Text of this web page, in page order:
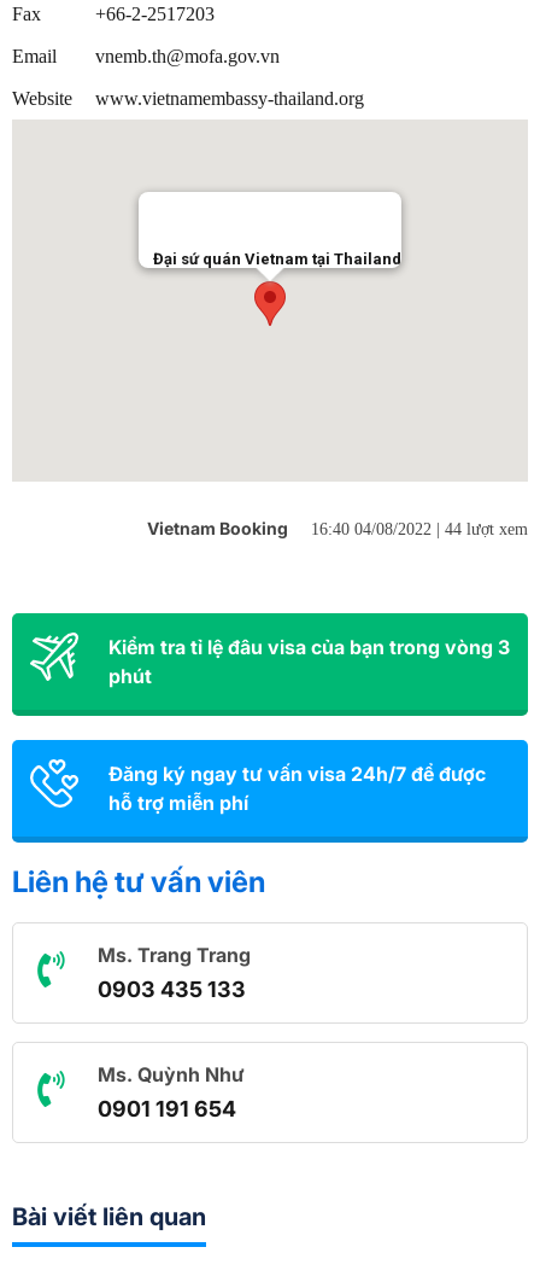
Fax +66-2-2517203
Email vnemb.th@mofa.gov.vn
Website www.vietnamembassy-thailand.org
Đại sứ quán Vietnam tại Thailand
Vietnam Booking 16:40 04/08/2022 | 44 lượt xem
Kiểm tra tỉ lệ đâu visa của bạn trong vòng 3
phút
Đăng ký ngay tư vấn visa 24h/7 để được
hỗ trợ miễn phí
Liên hệ tư vấn viên
Ms. Trang Trang
0903 435 133
Ms. Quỳnh Như
0901 191 654
Bài viết liên quan